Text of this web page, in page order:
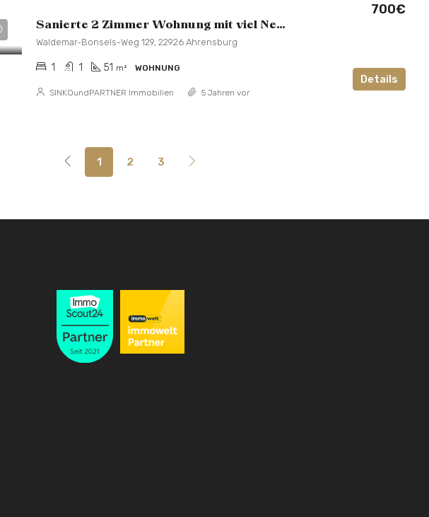
Sanierte 2 Zimmer Wohnung mit viel Nestwärme
700€
Waldemar-Bonsels-Weg 129, 22926 Ahrensburg
1 1 51 m² WOHNUNG
Details
SINKOundPARTNER Immobilien 5 Jahren vor
1 2 3